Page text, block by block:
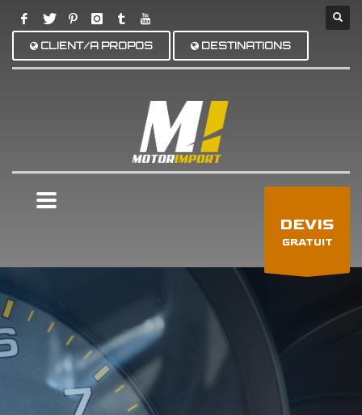
CLIENT/A PROPOS DESTINATIONS
DEVIS
GRATUIT